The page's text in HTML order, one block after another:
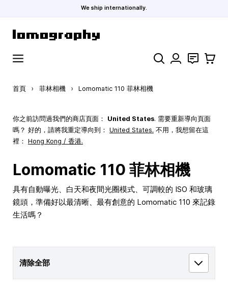
We ship internationally.
搜索 聯絡 購物車
首頁 › 菲林相機 › Lomomatic 110 菲林相機
你之前訪問過我們的商店頁面： United States. 需要重新導向頁面
嗎？ 好的，請將我重定導向到： United States. 不用，我想留在這
裡： Hong Kong / 香港.
Lomomatic 110 菲林相機
具有自動曝光、白天和夜間光圈模式、可調較的 ISO 和玻璃
鏡頭，準備好以最清晰、最有創意的 Lomomatic 110 來記錄
生活嗎？
清除全部